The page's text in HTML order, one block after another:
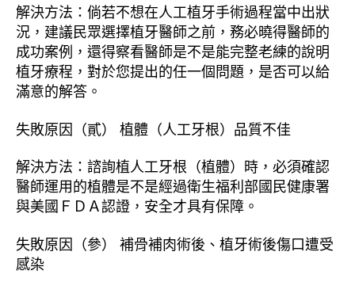
解決方法：倘若不想在人工植牙手術過程當中出狀
況，建議民眾選擇植牙醫師之前，務必曉得醫師的
成功案例，還得察看醫師是不是能完整老練的說明
植牙療程，對於您提出的任一個問題，是否可以給
滿意的解答。
失敗原因（貳） 植體（人工牙根）品質不佳
解決方法：諮詢植人工牙根（植體）時，必須確認
醫師運用的植體是不是經過衛生福利部國民健康署
與美國ＦＤＡ認證，安全才具有保障。
失敗原因（參） 補骨補肉術後、植牙術後傷口遭受
感染